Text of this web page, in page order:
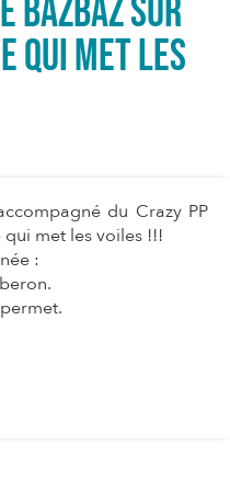
Bazbaz sur
qui met les
du Crazy PP
met les voiles !!!
: